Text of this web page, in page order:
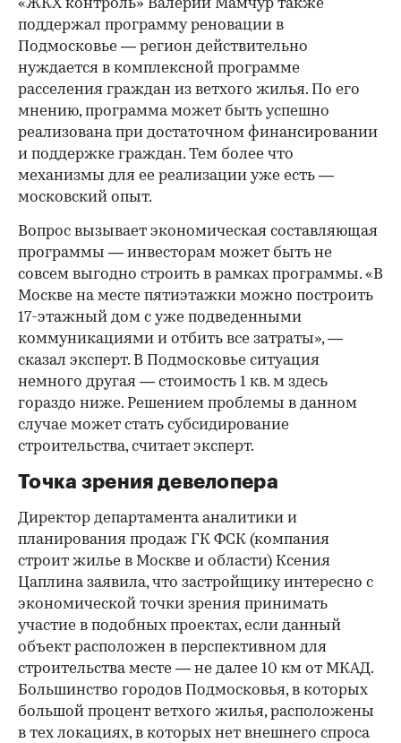
«ЖКХ контроль» Валерий Мамчур также
поддержал программу реновации в
Подмосковье — регион действительно
нуждается в комплексной программе
расселения граждан из ветхого жилья. По его
мнению, программа может быть успешно
реализована при достаточном финансировании
и поддержке граждан. Тем более что
механизмы для ее реализации уже есть —
московский опыт.
Вопрос вызывает экономическая составляющая
программы — инвесторам может быть не
совсем выгодно строить в рамках программы. «В
Москве на месте пятиэтажки можно построить
17-этажный дом с уже подведенными
коммуникациями и отбить все затраты», —
сказал эксперт. В Подмосковье ситуация
немного другая — стоимость 1 кв. м здесь
гораздо ниже. Решением проблемы в данном
случае может стать субсидирование
строительства, считает эксперт.
Точка зрения девелопера
Директор департамента аналитики и
планирования продаж ГК ФСК (компания
строит жилье в Москве и области) Ксения
Цаплина заявила, что застройщику интересно с
экономической точки зрения принимать
участие в подобных проектах, если данный
объект расположен в перспективном для
строительства месте — не далее 10 км от МКАД.
Большинство городов Подмосковья, в которых
большой процент ветхого жилья, расположены
в тех локациях, в которых нет внешнего спроса